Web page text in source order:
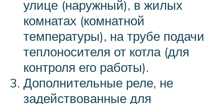
улице (наружный), в жилых
комнатах (комнатной
температуры), на трубе подачи
теплоносителя от котла (для
контроля его работы).
Дополнительные реле, не
задействованные для